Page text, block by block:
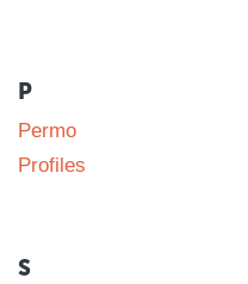
P
Permo
Profiles
S